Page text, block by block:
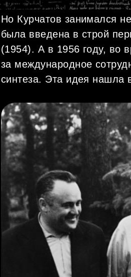
Но Курчатов занимался
была введена в строй
(1954). А в 1956 году, во
за международное
синтеза. Эта идея нашла